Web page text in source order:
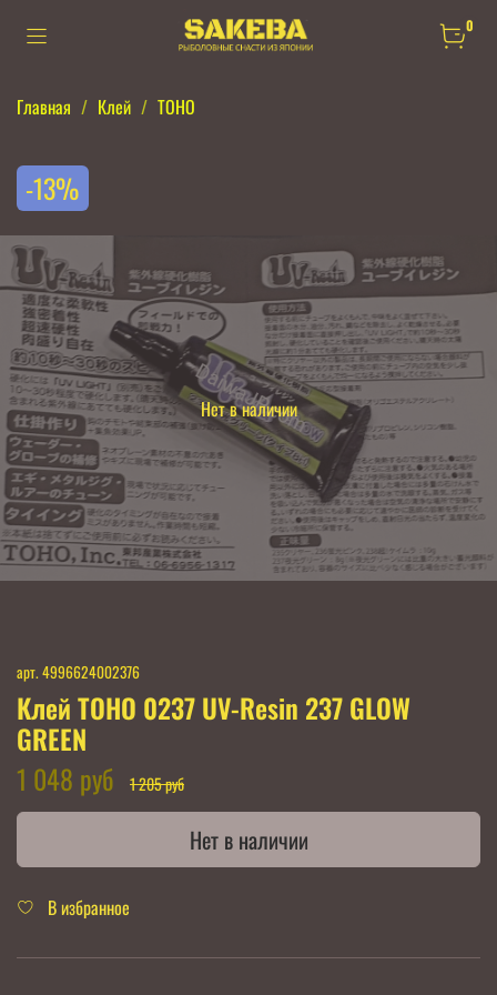
0
Главная Клей TOHO
Нет в наличии
-13%
арт. 4996624002376
Клей TOHO 0237 UV-Resin 237 GLOW
GREEN
1 048 руб
1 205 руб
Нет в наличии
В избранное